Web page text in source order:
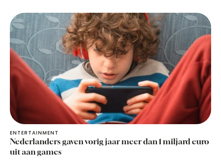
ENTERTAINMENT
Nederlanders gaven vorig jaar meer dan 1 miljard euro
uit aan games